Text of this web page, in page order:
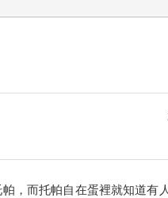
，而托帕自在蛋裡就知道有